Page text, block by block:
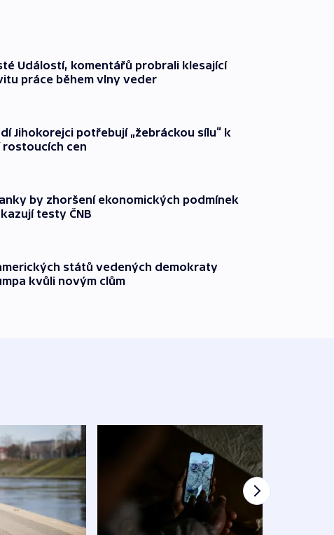
Událostí, komentářů probrali klesající
práce během vlny veder
Jihokorejci potřebují „žebráckou sílu“ k
cen
by zhoršení ekonomických podmínek
testy ČNB
států vedených demokraty
kvůli novým clům